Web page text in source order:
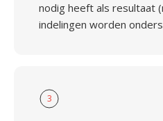
nodig heeft als resultaat
indelingen worden
3